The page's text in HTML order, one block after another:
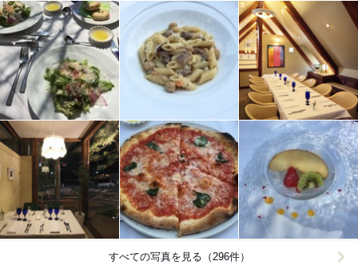
すべての写真を見る（296件）